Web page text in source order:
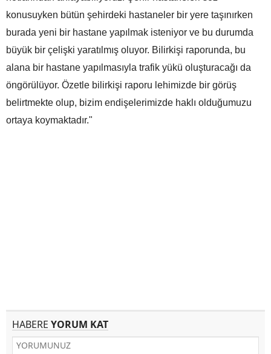
konusuyken bütün şehirdeki hastaneler bir yere taşınırken
burada yeni bir hastane yapılmak isteniyor ve bu durumda
büyük bir çelişki yaratılmış oluyor. Bilirkişi raporunda, bu
alana bir hastane yapılmasıyla trafik yükü oluşturacağı da
öngörülüyor. Özetle bilirkişi raporu lehimizde bir görüş
belirtmekte olup, bizim endişelerimizde haklı olduğumuzu
ortaya koymaktadır."
HABERE YORUM KAT